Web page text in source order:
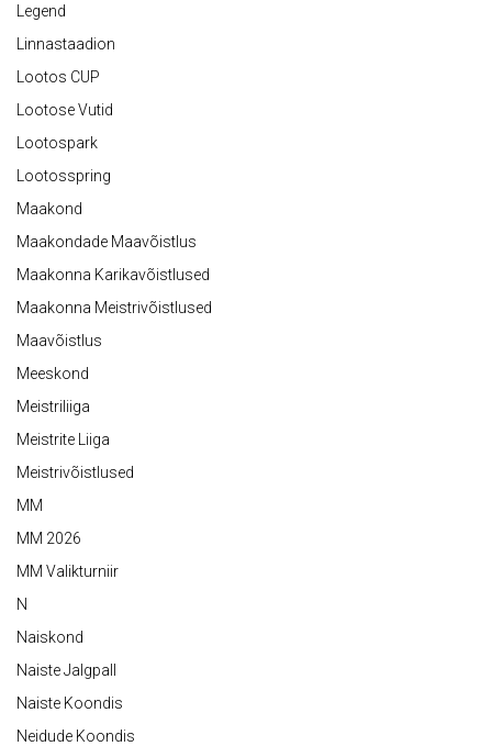
Legend
Linnastaadion
Lootos CUP
Lootose Vutid
Lootospark
Lootosspring
Maakond
Maakondade Maavõistlus
Maakonna Karikavõistlused
Maakonna Meistrivõistlused
Maavõistlus
Meeskond
Meistriliiga
Meistrite Liiga
Meistrivõistlused
MM
MM 2026
MM Valikturniir
N
Naiskond
Naiste Jalgpall
Naiste Koondis
Neidude Koondis